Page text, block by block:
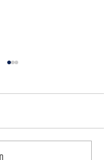
18:30〜
…